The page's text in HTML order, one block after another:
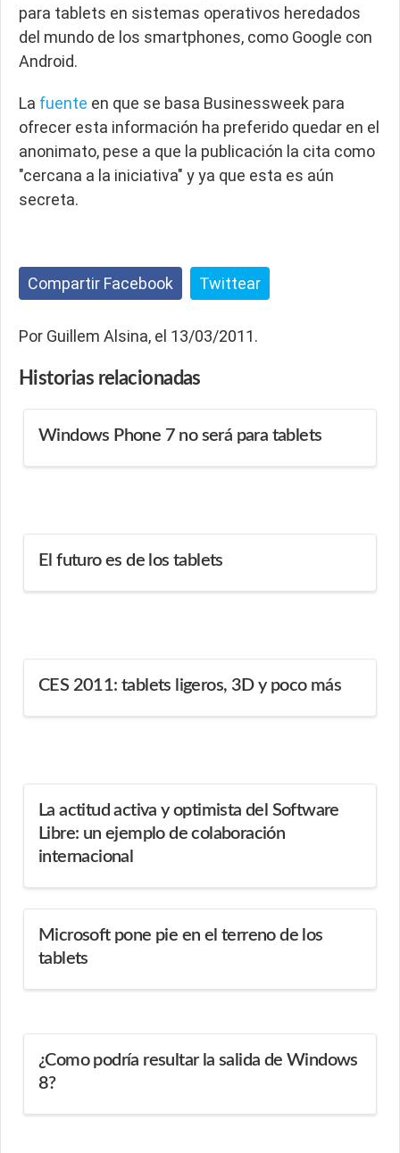
para tablets en sistemas operativos heredados
del mundo de los smartphones, como Google con
Android.
La fuente en que se basa Businessweek para
ofrecer esta información ha preferido quedar en el
anonimato, pese a que la publicación la cita como
"cercana a la iniciativa" y ya que esta es aún
secreta.
Compartir Facebook Twittear
Por Guillem Alsina, el 13/03/2011.
Historias relacionadas
Windows Phone 7 no será para tablets
El futuro es de los tablets
CES 2011: tablets ligeros, 3D y poco más
La actitud activa y optimista del Software
Libre: un ejemplo de colaboración
internacional
Microsoft pone pie en el terreno de los
tablets
¿Como podría resultar la salida de Windows
8?